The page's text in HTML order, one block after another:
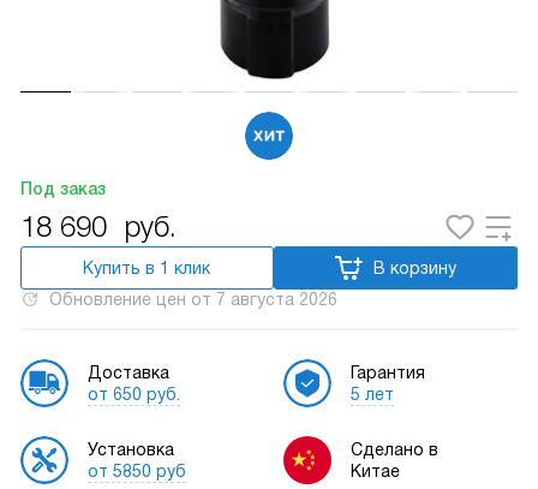
Под заказ
18 690 руб.
Купить в 1 клик
В корзину
Обновление цен от 7 августа 2026
Доставка
от 650 руб.
Установка
от 5850 руб
Гарантия
5 лет
Сделано в
Китае